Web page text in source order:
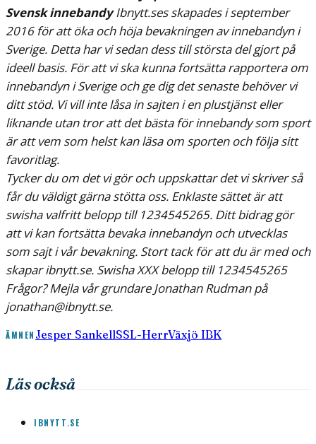
Svensk innebandy Ibnytt.ses skapades i september
2016 för att öka och höja bevakningen av innebandyn i
Sverige. Detta har vi sedan dess till största del gjort på
ideell basis. För att vi ska kunna fortsätta rapportera om
innebandyn i Sverige och ge dig det senaste behöver vi
ditt stöd. Vi vill inte låsa in sajten i en plustjänst eller
liknande utan tror att det bästa för innebandy som sport
är att vem som helst kan läsa om sporten och följa sitt
favoritlag.
Tycker du om det vi gör och uppskattar det vi skriver så
får du väldigt gärna stötta oss. Enklaste sättet är att
swisha valfritt belopp till 1234545265. Ditt bidrag gör
att vi kan fortsätta bevaka innebandyn och utvecklas
som sajt i vår bevakning. Stort tack för att du är med och
skapar ibnytt.se. Swisha XXX belopp till 1234545265
Frågor? Mejla vår grundare Jonathan Rudman på
jonathan@ibnytt.se.
ÄMNEN Jesper SankellSSL-HerrVäxjö IBK
Läs också
IBNYTT.SE